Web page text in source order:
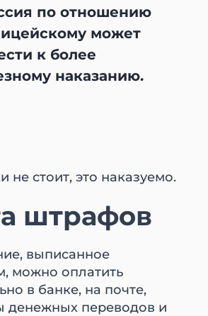
по отношению
может
к более
наказанию.
не стоит, это наказуемо.
штрафов
выписанное
можно оплатить
в банке, на почте,
денежных переводов и